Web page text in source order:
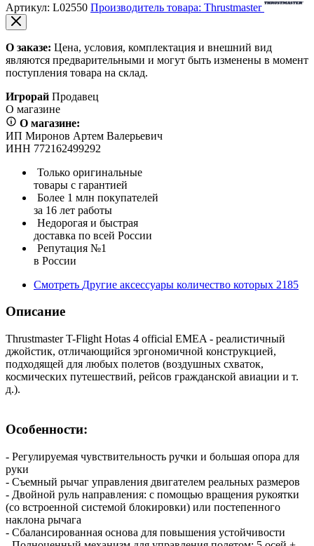
Артикул: L02550 Производитель товара: Thrustmaster
О заказе: Цена, условия, комплектация и внешний вид
являются предварительными и могут быть изменены в момент
поступления товара на склад.
Игрорай Продавец
О магазине
О магазине:
ИП Миронов Артем Валерьевич
ИНН 772162499292
Только оригинальные
товары с гарантией
Более 1 млн покупателей
за 16 лет работы
Недорогая и быстрая
доставка по всей России
Репутация №1
в России
Смотреть Другие аксессуары количество которых 2185
Описание
Thrustmaster T-Flight Hotas 4 official EMEA - реалистичный
джойстик, отличающийся эргономичной конструкцией,
подходящей для любых полетов (воздушных схваток,
космических путешествий, рейсов гражданской авиации и т.
д.).
Особенности:
- Регулируемая чувствительность ручки и большая опора для
руки
- Съемный рычаг управления двигателем реальных размеров
- Двойной руль направления: с помощью вращения рукоятки
(со встроенной системой блокировки) или постепенного
наклона рычага
- Сбалансированная основа для повышения устойчивости